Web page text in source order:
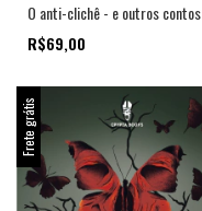
O anti-clichê - e outros contos
R$69,00
Frete grátis